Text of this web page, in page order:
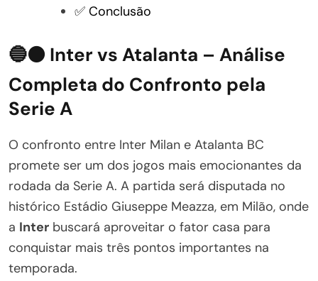
✅ Conclusão
🔵⚫ Inter vs Atalanta – Análise
Completa do Confronto pela
Serie A
O confronto entre Inter Milan e Atalanta BC
promete ser um dos jogos mais emocionantes da
rodada da Serie A. A partida será disputada no
histórico Estádio Giuseppe Meazza, em Milão, onde
a Inter buscará aproveitar o fator casa para
conquistar mais três pontos importantes na
temporada.